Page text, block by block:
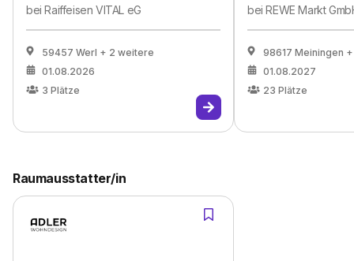
beiRaiffeisen VITAL eG
59457 Werl + 2 weitere
01.08.2026
3 Plätze
beiREWE Markt
98617 Meiningen
01.08.2027
23 Plätze
Raumausstatter/in